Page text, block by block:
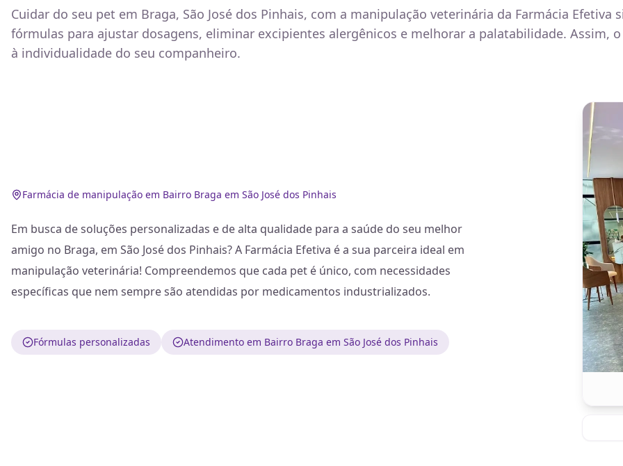
Cuidar do seu pet em Braga, São José dos Pinhais, com a manipulação veterinária da Farmácia
fórmulas para ajustar dosagens, eliminar excipientes alergênicos e melhorar a palatabilidade. Assim,
à individualidade do seu companheiro.
Farmácia de manipulação em Bairro Braga em São José dos Pinhais
Em busca de soluções personalizadas e de alta qualidade para a saúde do seu melhor
amigo no Braga, em São José dos Pinhais? A Farmácia Efetiva é a sua parceira ideal em
manipulação veterinária! Compreendemos que cada pet é único, com necessidades
específicas que nem sempre são atendidas por medicamentos industrializados.
Fórmulas personalizadas Atendimento em Bairro Braga em São José dos Pinhais